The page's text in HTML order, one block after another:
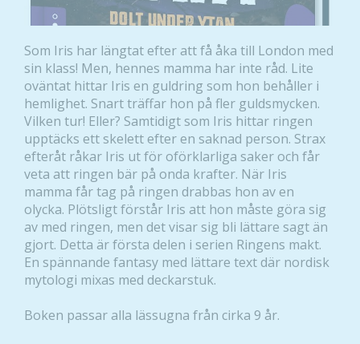
Som Iris har längtat efter att få åka till London med
sin klass! Men, hennes mamma har inte råd. Lite
oväntat hittar Iris en guldring som hon behåller i
hemlighet. Snart träffar hon på fler guldsmycken.
Vilken tur! Eller? Samtidigt som Iris hittar ringen
upptäcks ett skelett efter en saknad person. Strax
efteråt råkar Iris ut för oförklarliga saker och får
veta att ringen bär på onda krafter. När Iris
mamma får tag på ringen drabbas hon av en
olycka. Plötsligt förstår Iris att hon måste göra sig
av med ringen, men det visar sig bli lättare sagt än
gjort. Detta är första delen i serien Ringens makt.
En spännande fantasy med lättare text där nordisk
mytologi mixas med deckarstuk.
Boken passar alla lässugna från cirka 9 år.